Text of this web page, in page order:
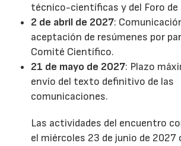
técnico-científicas y del Foro de
2 de abril de 2027:
aceptación de resúmenes por
Comité Científico.
21 de mayo de 2027: Plazo
envío del texto definitivo de las
comunicaciones.
Las actividades del encuentro
el miércoles 23 de junio de 2027